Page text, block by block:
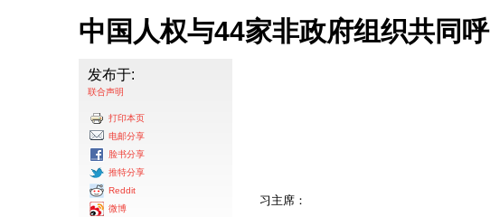
中国人权与44家非政府组织共同
发布于:
联合声明
打印本页
电邮分享
脸书分享
推特分享
Reddit
微博
习主席：